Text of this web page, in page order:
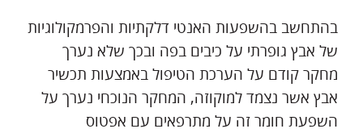
בהתחשב בהשפעות האנטי דלקתיות והפרמקולוגיות
של אבץ גופרתי על כיבים בפה ובכך שלא נערך
מחקר קודם על הערכת הטיפול באמצעות תכשיר
אבץ אשר נצמד למוקוזה, המחקר הנוכחי נערך על
השפעת חומר זה על מתרפאים עם אפטוס